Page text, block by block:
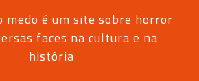
medo é um site sobre horror
faces na cultura e na
história